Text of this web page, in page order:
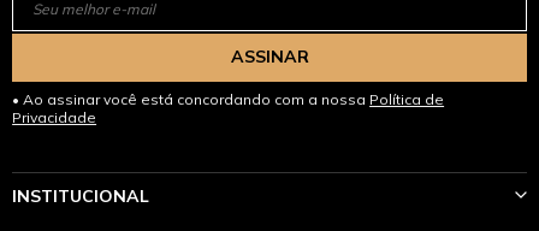
ASSINAR
Ao assinar você está concordando com a nossa Política de
Privacidade
INSTITUCIONAL